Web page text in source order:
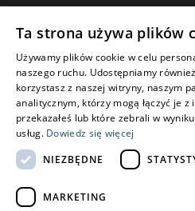
kontakt@im-narzedzia.pl
INFORMACJE
OFERTA
MOJE KONTO
OBSERWUJ NAS
Ta strona używa plików
Używamy plików cookie w celu
naszego ruchu. Udostępniamy
korzystasz z naszej witryny, naszym
analitycznym, którzy mogą łączyć je
przekazałeś lub które zebrali w
usług. Dowiedz się więcej
NIEZBĘDNE
MARKETING